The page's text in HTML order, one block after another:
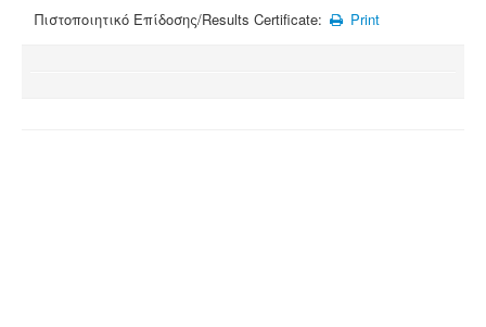
Πιστοποιητικό Επίδοσης/Results Certificate: Print